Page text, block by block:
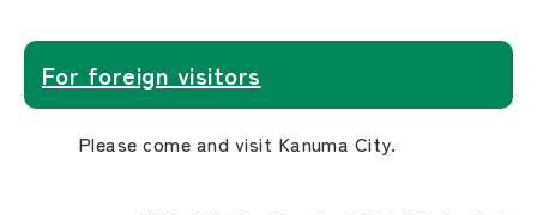
For foreign visitors
Please come and visit Kanuma City.